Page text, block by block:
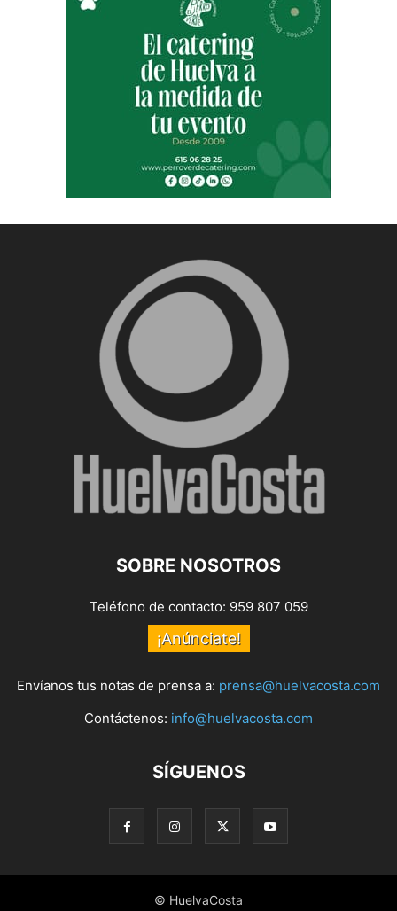
SOBRE NOSOTROS
Teléfono de contacto: 959 807 059
¡Anúnciate!
Envíanos tus notas de prensa a: prensa@huelvacosta.com
Contáctenos: info@huelvacosta.com
SÍGUENOS
© HuelvaCosta